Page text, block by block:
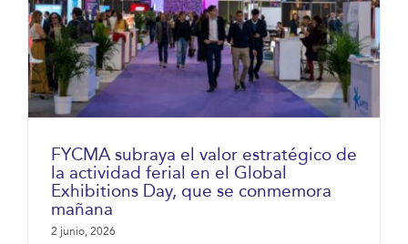
FYCMA subraya el valor estratégico de
la actividad ferial en el Global
Exhibitions Day, que se conmemora
mañana
2 junio, 2026